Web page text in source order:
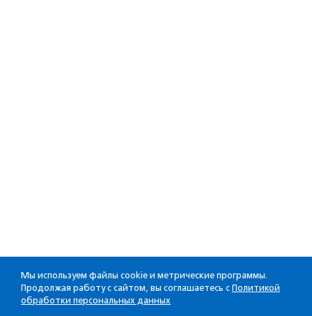
Мы используем файлы cookie и метрические программы.
Продолжая работу с сайтом, вы соглашаетесь с Политикой
обработки персональных данных